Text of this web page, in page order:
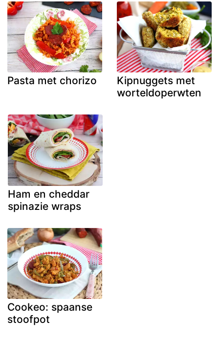
Pasta met chorizo
Kipnuggets met
worteldoperwten
Ham en cheddar
spinazie wraps
Cookeo: spaanse
stoofpot